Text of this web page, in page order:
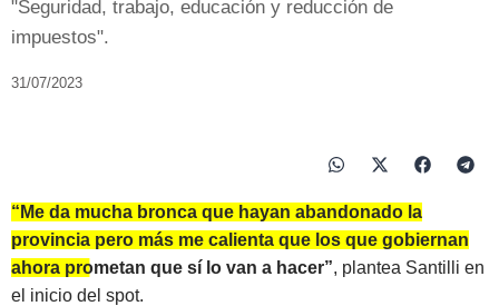
"Seguridad, trabajo, educación y reducción de
impuestos".
31/07/2023
“Me da mucha bronca que hayan abandonado la
provincia pero más me calienta que los que gobiernan
ahora prometan que sí lo van a hacer”, plantea Santilli en
el inicio del spot.